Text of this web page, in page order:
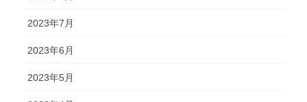
2023年7月
2023年6月
2023年5月